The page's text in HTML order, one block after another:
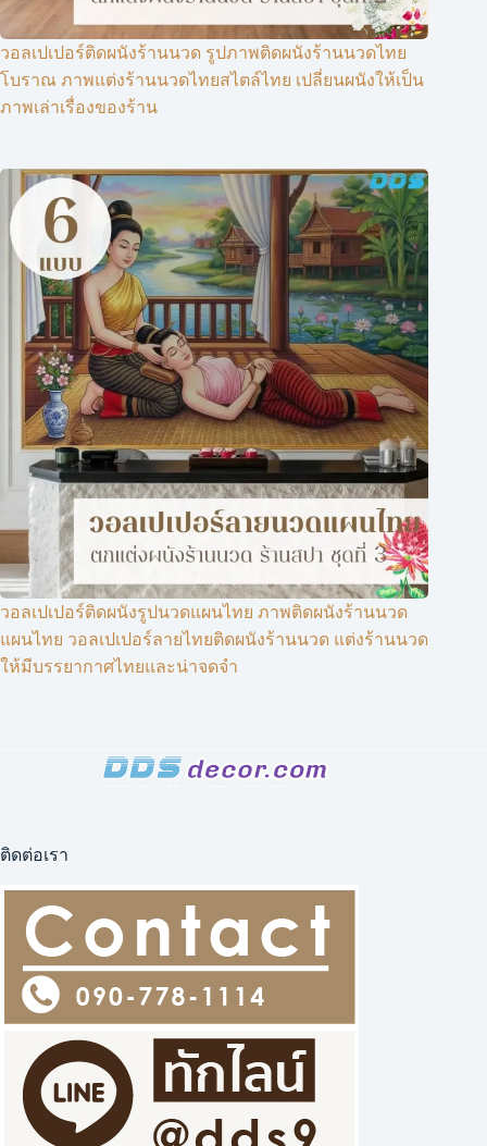
วอลเปเปอร์ติดผนังร้านนวด รูปภาพติดผนังร้านนวดไทย
โบราณ ภาพแต่งร้านนวดไทยสไตล์ไทย เปลี่ยนผนังให้เป็น
ภาพเล่าเรื่องของร้าน
วอลเปเปอร์ติดผนังรูปนวดแผนไทย ภาพติดผนังร้านนวด
แผนไทย วอลเปเปอร์ลายไทยติดผนังร้านนวด แต่งร้านนวด
ให้มีบรรยากาศไทยและน่าจดจำ
ติดต่อเรา